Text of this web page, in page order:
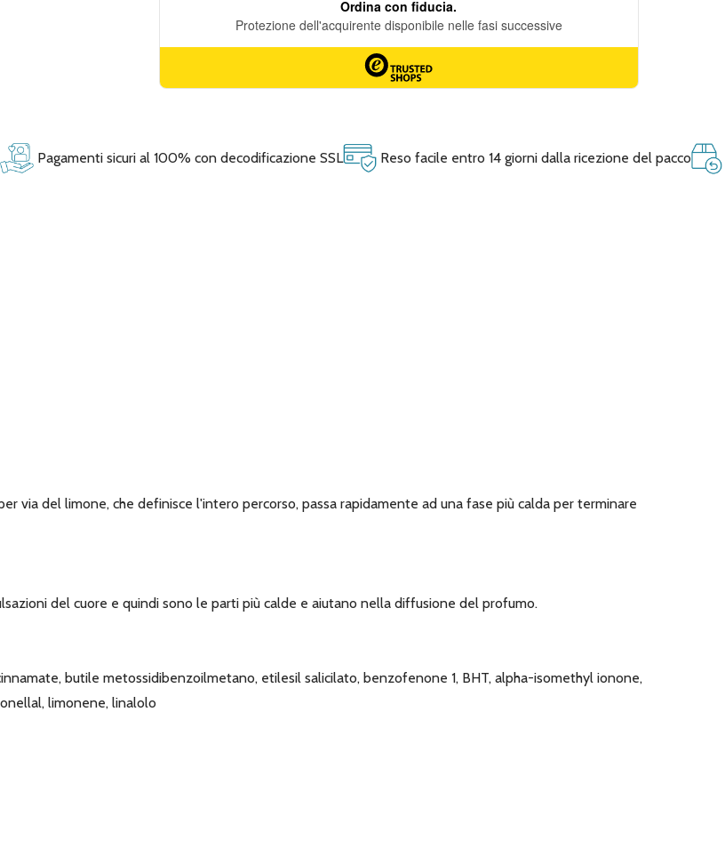
Pagamenti sicuri al 100% con decodificazione SSL Reso facile entro 14 giorni dalla ricezione del pacco
via del limone, che definisce l'intero percorso, passa rapidamente ad una fase più calda per terminare
del cuore e quindi sono le parti più calde e aiutano nella diffusione del profumo.
butile metossidibenzoilmetano, etilesil salicilato, benzofenone 1, BHT, alpha-isomethyl ionone,
limonene, linalolo